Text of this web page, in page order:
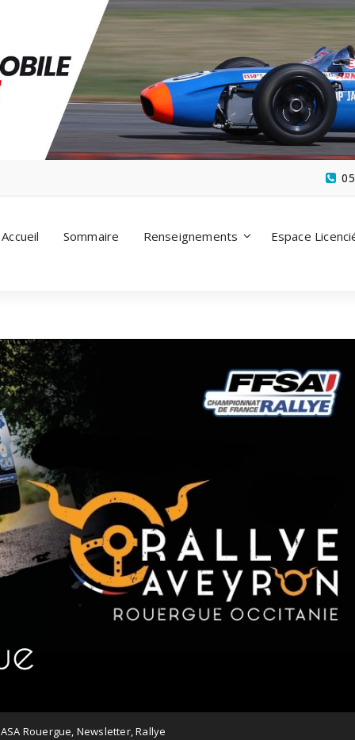
Accueil Sommaire Renseignements Espace
ASA Rouergue, Newsletter,Rallye